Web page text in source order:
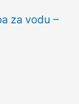
za vodu –